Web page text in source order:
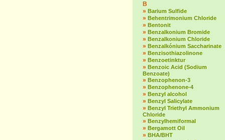
B
» Barium Sulfide
» Behentrimonium Chloride
» Bentonit
» Benzalkonium Bromide
» Benzalkonium Chloride
» Benzalkónium Saccharinate
» Benzisothiazolinone
» Benzoetinktur
» Benzoic Acid (Sodium
Benzoate)
» Benzophenon-3
» Benzophenone-4
» Benzyl alcohol
» Benzyl Salicylate
» Benzyl Triethyl Ammonium
Chloride
» Benzylhemiformal
» Bergamott Oil
» BHA/BHT